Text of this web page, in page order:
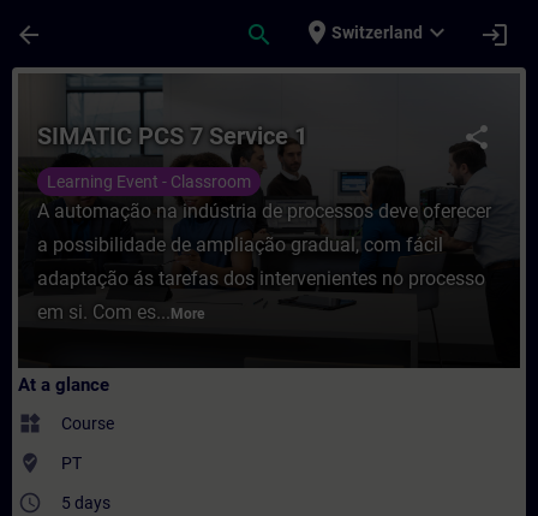
arrow_back search place Switzerland expand_more login
Course - SIMATIC PCS 7 Service 1 -
share
SIMATIC PCS 7 Service 1
Learning Event - Classroom
A automação na indústria de processos deve oferecer
a possibilidade de ampliação gradual, com fácil
adaptação ás tarefas dos intervenientes no processo
em si. Com es... More
At a glance
widgets Course
where_to_vote PT
access_time 5 days